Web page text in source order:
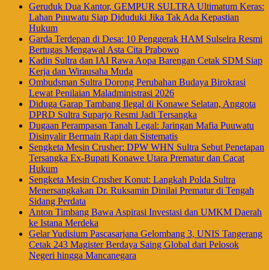
Geruduk Dua Kantor, GEMPUR SULTRA Ultimatum Keras:
Lahan Puuwatu Siap Diduduki Jika Tak Ada Kepastian
Hukum
Garda Terdepan di Desa: 10 Penggerak HAM Sulselra Resmi
Bertugas Mengawal Asta Cita Prabowo
Kadin Sultra dan IAI Rawa Aopa Barengan Cetak SDM Siap
Kerja dan Wirausaha Muda
Ombudsman Sultra Dorong Perubahan Budaya Birokrasi
Lewat Penilaian Maladministrasi 2026
Diduga Garap Tambang Ilegal di Konawe Selatan, Anggota
DPRD Sultra Suparjo Resmi Jadi Tersangka
Dugaan Perampasan Tanah Legal: Jaringan Mafia Puuwatu
Disinyalir Bermain Rapi dan Sistematis
Sengketa Mesin Crusher: DPW WHN Sultra Sebut Penetapan
Tersangka Ex-Bupati Konawe Utara Prematur dan Cacat
Hukum
Sengketa Mesin Crusher Konut: Langkah Polda Sultra
Menersangkakan Dr. Ruksamin Dinilai Prematur di Tengah
Sidang Perdata
Anton Timbang Bawa Aspirasi Investasi dan UMKM Daerah
ke Istana Merdeka
Gelar Yudisium Pascasarjana Gelombang 3, UNIS Tangerang
Cetak 243 Magister Berdaya Saing Global dari Pelosok
Negeri hingga Mancanegara